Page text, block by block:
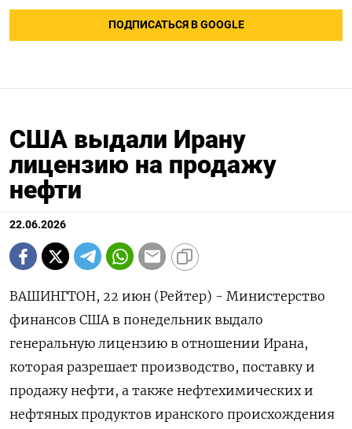
ПОДПИСАТЬСЯ В GOOGLE
США выдали Ирану
лицензию на продажу
нефти
22.06.2026
ВАШИНГТОН, 22 июн (Рейтер) - Министерство
‌финансов США ​в понедельник выдало ​
генеральную ​лицензию ⁠в ‌отношении ‌Ирана,
которая разрешает производство, ​поставку ‌и ​
продажу нефти, ‌а также нефтехимических и ​
нефтяных ​продуктов ‌иранского происхождения